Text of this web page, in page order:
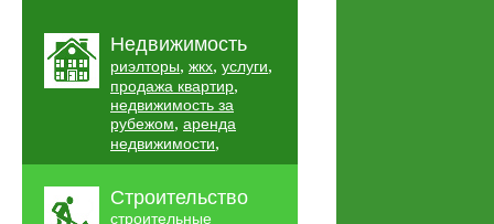
Недвижимость
риэлторы, жкх, услуги,
продажа квартир,
недвижимость за
рубежом, аренда
недвижимости,
Строительство
строительные